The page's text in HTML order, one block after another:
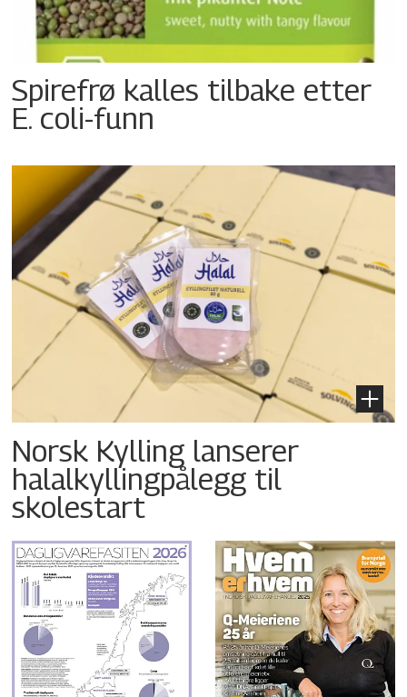
Spirefrø kalles tilbake etter
E. coli-funn
Norsk Kylling lanserer
halalkyllingpålegg til
skolestart